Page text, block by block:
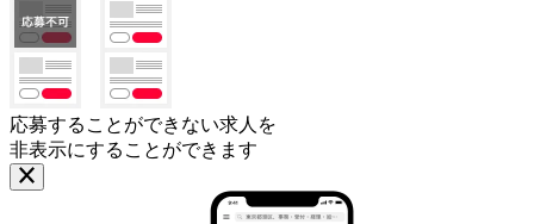
応募することができない求人を
非表示にすることができます